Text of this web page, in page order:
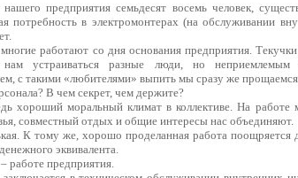
предприятия семьдесят восемь человек,
потребность в электромонтерах (на обслуживании
работают со дня основания предприятия.
устраиваться разные люди, но
с такими «любителями» выпить мы сразу же
В чем секрет, чем держите?
хороший моральный климат в коллективе. На работе
совместный отдых и общие интересы нас объединяют.
К тому же, хорошо проделанная работа
эквивалента.
работе предприятия.